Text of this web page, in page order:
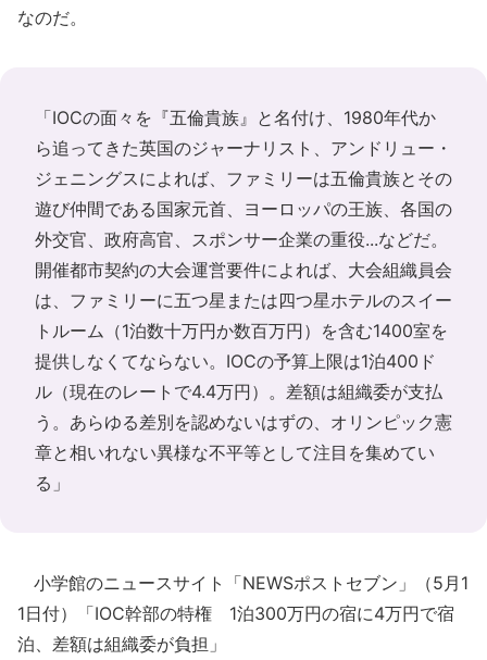
なのだ。
「IOCの面々を『五倫貴族』と名付け、1980年代か
ら追ってきた英国のジャーナリスト、アンドリュー・
ジェニングスによれば、ファミリーは五倫貴族とその
遊び仲間である国家元首、ヨーロッパの王族、各国の
外交官、政府高官、スポンサー企業の重役...などだ。
開催都市契約の大会運営要件によれば、大会組織員会
は、ファミリーに五つ星または四つ星ホテルのスイー
トルーム（1泊数十万円か数百万円）を含む1400室を
提供しなくてならない。IOCの予算上限は1泊400ド
ル（現在のレートで4.4万円）。差額は組織委が支払
う。あらゆる差別を認めないはずの、オリンピック憲
章と相いれない異様な不平等として注目を集めてい
る」
小学館のニュースサイト「NEWSポストセブン」（5月1
1日付）「IOC幹部の特権 1泊300万円の宿に4万円で宿
泊、差額は組織委が負担」